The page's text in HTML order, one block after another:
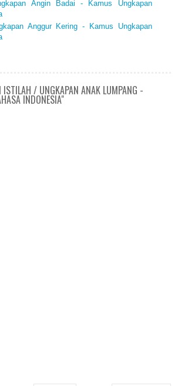
Angin Badai - Kamus Ungkapan
Anggur Kering - Kamus Ungkapan
/ UNGKAPAN ANAK LUMPANG -
INDONESIA"